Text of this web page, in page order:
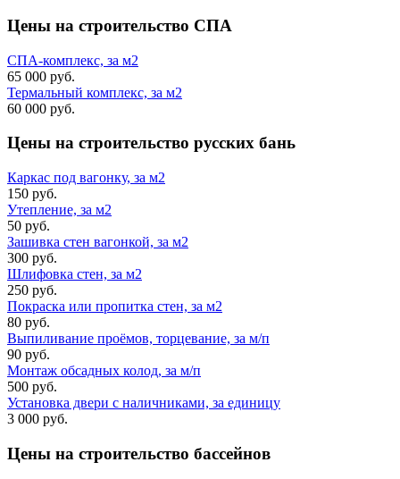
Цены на строительство СПА
СПА-комплекс, за м2
65 000 руб.
Термальный комплекс, за м2
60 000 руб.
Цены на строительство русских бань
Каркас под вагонку, за м2
150 руб.
Утепление, за м2
50 руб.
Зашивка стен вагонкой, за м2
300 руб.
Шлифовка стен, за м2
250 руб.
Покраска или пропитка стен, за м2
80 руб.
Выпиливание проёмов, торцевание, за м/п
90 руб.
Монтаж обсадных колод, за м/п
500 руб.
Установка двери с наличниками, за единицу
3 000 руб.
Цены на строительство бассейнов